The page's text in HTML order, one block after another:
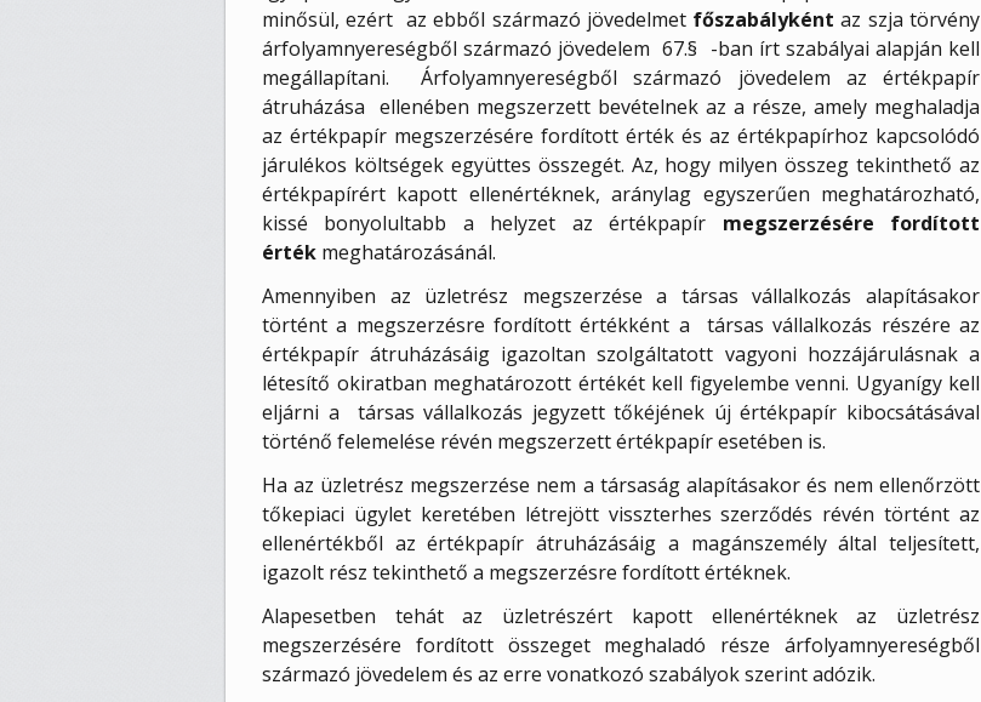
minősül, ezért az ebből származó jövedelmet főszabályként az szja törvény
árfolyamnyereségből származó jövedelem 67.§ -ban írt szabályai alapján kell
megállapítani. Árfolyamnyereségből származó jövedelem az értékpapír
átruházása ellenében megszerzett bevételnek az a része, amely meghaladja
az értékpapír megszerzésére fordított érték és az értékpapírhoz kapcsolódó
járulékos költségek együttes összegét. Az, hogy milyen összeg tekinthető az
értékpapírért kapott ellenértéknek, aránylag egyszerűen meghatározható,
kissé bonyolultabb a helyzet az értékpapír megszerzésére fordított
érték meghatározásánál.
Amennyiben az üzletrész megszerzése a társas vállalkozás alapításakor
történt a megszerzésre fordított értékként a társas vállalkozás részére az
értékpapír átruházásáig igazoltan szolgáltatott vagyoni hozzájárulásnak a
létesítő okiratban meghatározott értékét kell figyelembe venni. Ugyanígy kell
eljárni a
társas vállalkozás jegyzett tőkéjének új értékpapír kibocsátásával
történő felemelése révén megszerzett értékpapír esetében is.
Ha az üzletrész megszerzése nem a társaság alapításakor és nem ellenőrzött
tőkepiaci ügylet keretében létrejött visszterhes szerződés révén történt az
ellenértékből az értékpapír átruházásáig a magánszemély által teljesített,
igazolt rész tekinthető a megszerzésre fordított értéknek.
Alapesetben tehát az üzletrészért kapott ellenértéknek az üzletrész
megszerzésére fordított összeget meghaladó része árfolyamnyereségből
származó jövedelem és az erre vonatkozó szabályok szerint adózik.